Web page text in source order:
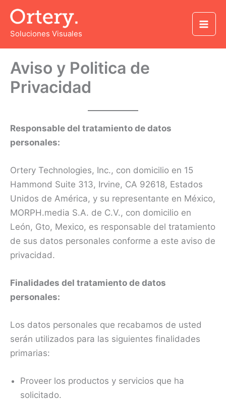
Skip
content
Soluciones Visuales
Aviso y Politica de
Privacidad
Responsable del tratamiento de datos
personales:
Ortery Technologies, Inc., con domicilio en 15
Hammond Suite 313, Irvine, CA 92618, Estados
Unidos de América, y su representante en México,
MORPH.media S.A. de C.V., con domicilio en
León, Gto, Mexico, es responsable del tratamiento
de sus datos personales conforme a este aviso de
privacidad.
Finalidades del tratamiento de datos
personales:
Los datos personales que recabamos de usted
serán utilizados para las siguientes finalidades
primarias:
Proveer los productos y servicios que ha
solicitado.